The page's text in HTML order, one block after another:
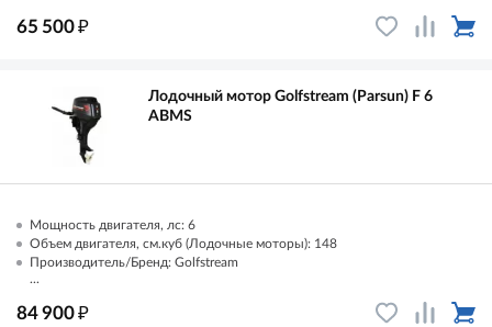
65 500₽
Лодочный мотор Golfstream (Parsun) F 6
AВМS
Мощность двигателя, лс: 6
Объем двигателя, см.куб (Лодочные моторы): 148
Производитель/Бренд: Golfstream
...
84 900₽